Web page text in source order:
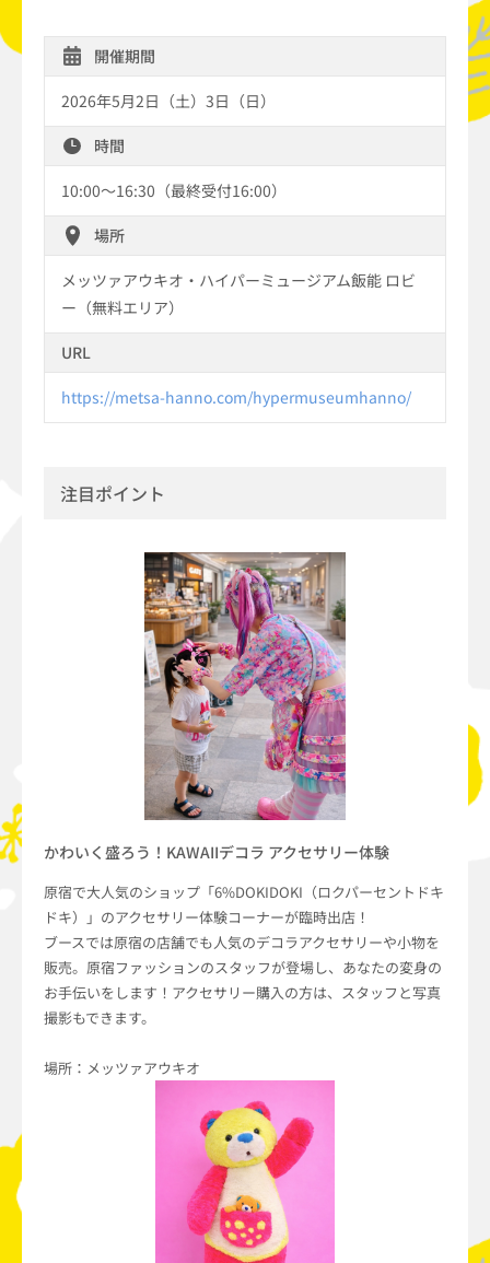
開催期間
2026年5月2日（土）3日（日）
時間
10:00～16:30（最終受付16:00）
場所
メッツァアウキオ・ハイパーミュージアム飯能 ロビ
ー（無料エリア）
URL
https://metsa-hanno.com/hypermuseumhanno/
注目ポイント
かわいく盛ろう！KAWAIIデコラ アクセサリー体験
原宿で大人気のショップ「6%DOKIDOKI（ロクパーセントドキ
ドキ）」のアクセサリー体験コーナーが臨時出店！
ブースでは原宿の店舗でも人気のデコラアクセサリーや小物を
販売。原宿ファッションのスタッフが登場し、あなたの変身の
お手伝いをします！アクセサリー購入の方は、スタッフと写真
撮影もできます。
場所：メッツァアウキオ